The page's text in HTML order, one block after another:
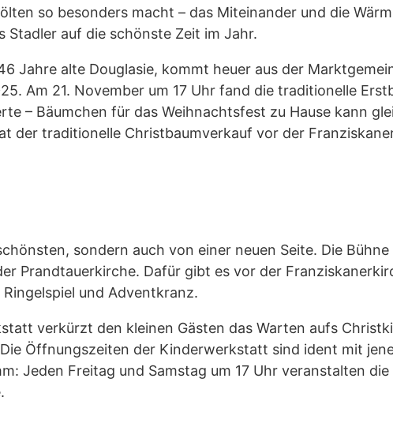
so besonders macht – das Miteinander und die
Stadler auf die schönste Zeit im Jahr.
Jahre alte Douglasie, kommt heuer aus der
Am 21. November um 17 Uhr fand die traditionelle
– Bäumchen für das Weihnachtsfest zu Hause kann
der traditionelle Christbaumverkauf vor der
sondern auch von einer neuen Seite. Die
Prandtauerkirche. Dafür gibt es vor der
und Adventkranz.
verkürzt den kleinen Gästen das Warten aufs
Öffnungszeiten der Kinderwerkstatt sind ident mit
Jeden Freitag und Samstag um 17 Uhr veranstalten